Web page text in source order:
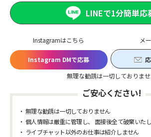
Instagramはこちら
Instagram DMで応募
メ
無理な勧誘は一切しておりま
LINEで1分簡単応
ご安心ください!
無理な勧誘は一切しておりません
個人情報は厳重に管理し、 面接後全て破棄いた
ライブチャット以外のお仕事は紹介しません